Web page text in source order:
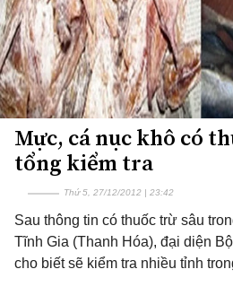
Mực, cá nục khô có
tổng kiểm tra
Thứ 5, 27/12/2012 | 23:42
Sau thông tin có thuốc trừ sâu
Tĩnh Gia (Thanh Hóa), đại diện
cho biết sẽ kiểm tra nhiều tỉnh